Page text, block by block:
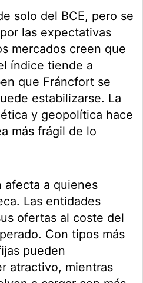
solo del BCE, pero se
las expectativas
mercados creen que
índice tiende a
que Fráncfort se
estabilizarse. La
y geopolítica hace
más frágil de lo
afecta a quienes
Las entidades
ofertas al coste del
Con tipos más
pueden
atractivo, mientras